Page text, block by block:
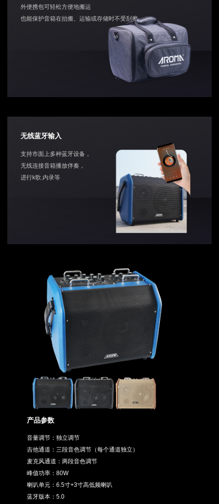
外便携包可轻松方便地搬运
也能保护音箱在抬搬、运输或存储时不受刮擦
无线蓝牙输入
支持市面上多种蓝牙设备，
无线连接音箱播放伴奏，
进行k歌.内录等
产品参数
音量调节：独立调节
吉他通道：三段音色调节（每个通道独立）
麦克风通道：两段音色调节
峰值功率：80W
喇叭单元：6.5寸+3寸高低频喇叭
蓝牙版本：5.0